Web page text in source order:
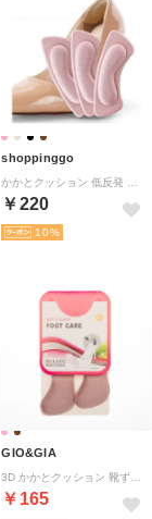
shoppinggo
￥220
10
GIO&GIA
￥165